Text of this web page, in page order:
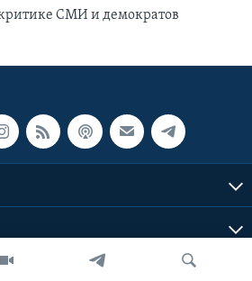
СМИ и демократов